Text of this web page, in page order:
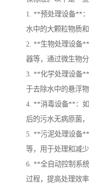
1. **预处理设备**
水中的大颗粒物质和
2. **生物处理设备
器等，通过微生物
3. **化学处理设备
于去除水中的悬浮
4. **消毒设备**：
后的污水无病原菌
5. **污泥处理设备
等，用于处理和减
6. **全自动控制系
过程，提高处理效率